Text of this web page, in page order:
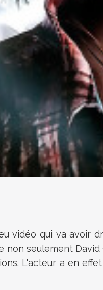
vidéo qui va avoir
non seulement
L'acteur a en